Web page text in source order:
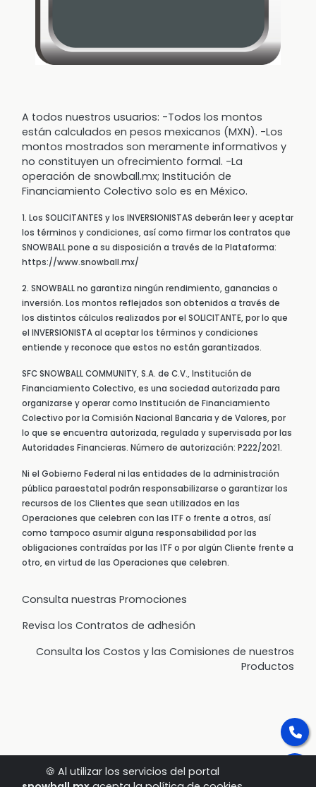
🍪 Al utilizar los servicios del portal
A todos nuestros usuarios: -Todos los montos
están calculados en pesos mexicanos (MXN). -Los
montos mostrados son meramente informativos y
no constituyen un ofrecimiento formal. -La
operación de snowball.mx; Institución de
Financiamiento Colectivo solo es en México.
1. Los SOLICITANTES y los INVERSIONISTAS deberán leer y aceptar
los términos y condiciones, así como firmar los contratos que
SNOWBALL pone a su disposición a través de la Plataforma:
https://www.snowball.mx/
2. SNOWBALL no garantiza ningún rendimiento, ganancias o
inversión. Los montos reflejados son obtenidos a través de
los distintos cálculos realizados por el SOLICITANTE, por lo que
el INVERSIONISTA al aceptar los términos y condiciones
entiende y reconoce que estos no están garantizados.
SFC SNOWBALL COMMUNITY, S.A. de C.V., Institución de
Financiamiento Colectivo, es una sociedad autorizada para
organizarse y operar como Institución de Financiamiento
Colectivo por la Comisión Nacional Bancaria y de Valores, por
lo que se encuentra autorizada, regulada y supervisada por las
Autoridades Financieras. Número de autorización: P222/2021.
Ni el Gobierno Federal ni las entidades de la administración
pública paraestatal podrán responsabilizarse o garantizar los
recursos de los Clientes que sean utilizados en las
Operaciones que celebren con las ITF o frente a otros, así
como tampoco asumir alguna responsabilidad por las
obligaciones contraídas por las ITF o por algún Cliente frente a
otro, en virtud de las Operaciones que celebren.
Consulta nuestras Promociones
Revisa los Contratos de adhesión
Consulta los Costos y las Comisiones de nuestros
Productos